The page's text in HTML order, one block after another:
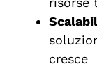
cresce